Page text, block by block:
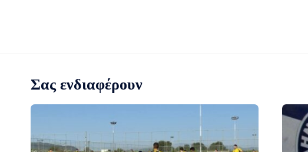
Σας ενδιαφέρουν